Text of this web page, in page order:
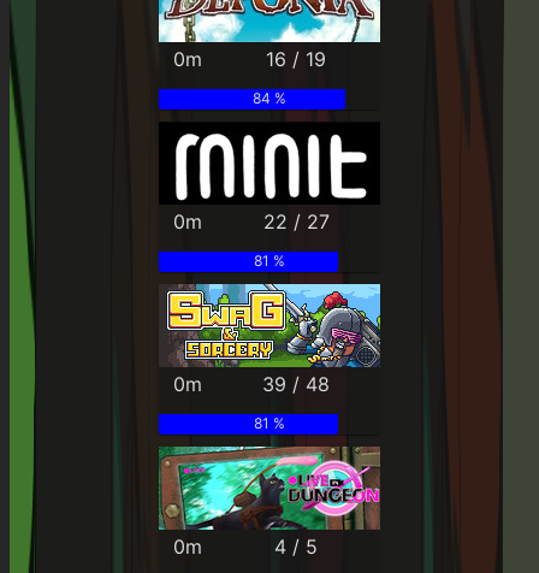
0m 16 / 19
84 %
0m 22 / 27
81 %
0m 39 / 48
81 %
0m 4 / 5